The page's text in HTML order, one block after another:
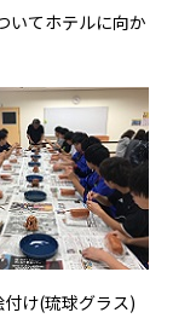
いてホテルに向か
け(琉球グラス)